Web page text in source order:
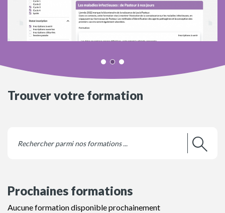
Trouver votre formation
Prochaines formations
Aucune formation disponible prochainement